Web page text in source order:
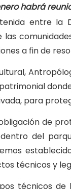
A
p
p
habrá
entre la
a fin de
para
de
del
técnicos y
técnicos